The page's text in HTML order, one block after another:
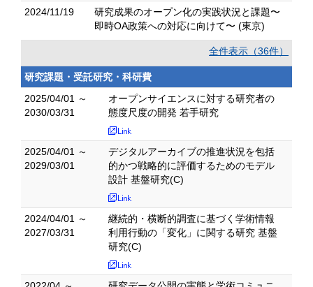
2024/11/19
研究成果のオープン化の実践状況と課題〜
即時OA政策への対応に向けて〜 (東京)
全件表示（36件）
研究課題・受託研究・科研費
2025/04/01 ～
2030/03/31
オープンサイエンスに対する研究者の
態度尺度の開発 若手研究
2025/04/01 ～
2029/03/01
デジタルアーカイブの推進状況を包括
的かつ戦略的に評価するためのモデル
設計 基盤研究(C)
2024/04/01 ～
2027/03/31
継続的・横断的調査に基づく学術情報
利用行動の「変化」に関する研究 基盤
研究(C)